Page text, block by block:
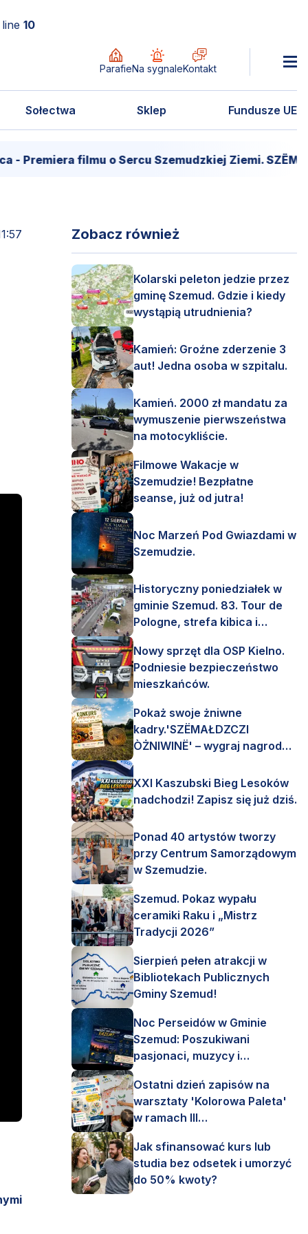
10
ParafieNa sygnaleKontakt
Sołectwa Sklep Fundusze UE
filmu o Sercu Szemudzkiej Ziemi. SZËMÔŁD –
Zobacz również
Kolarski peleton jedzie przez
gminę Szemud. Gdzie i kiedy
wystąpią utrudnienia?
Kamień: Groźne zderzenie 3
aut! Jedna osoba w szpitalu.
Kamień. 2000 zł mandatu za
wymuszenie pierwszeństwa
na motocykliście.
Filmowe Wakacje w
Szemudzie! Bezpłatne
seanse, już od jutra!
Noc Marzeń Pod Gwiazdami w
Szemudzie.
Historyczny poniedziałek w
gminie Szemud. 83. Tour de
Pologne, strefa kibica i
Nowy sprzęt dla OSP Kielno.
Podniesie bezpieczeństwo
mieszkańców.
Pokaż swoje żniwne
kadry.'SZËMAŁDZCZI
ÒŻNIWINË' – wygraj nagrody
XXI Kaszubski Bieg Lesoków
nadchodzi! Zapisz się już dziś.
Ponad 40 artystów tworzy
przy Centrum Samorządowym
w Szemudzie.
Szemud. Pokaz wypału
ceramiki Raku i „Mistrz
Tradycji 2026”
Sierpień pełen atrakcji w
Bibliotekach Publicznych
Gminy Szemud!
Noc Perseidów w Gminie
Szemud: Poszukiwani
pasjonaci, muzycy i
Ostatni dzień zapisów na
warsztaty 'Kolorowa Paleta'
w ramach III
Artystycznego.
Jak sfinansować kurs lub
studia bez odsetek i umorzyć
do 50% kwoty?